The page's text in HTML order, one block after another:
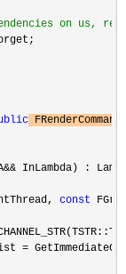
on us,
FRenderCommand
&& InLambda) :
const
=